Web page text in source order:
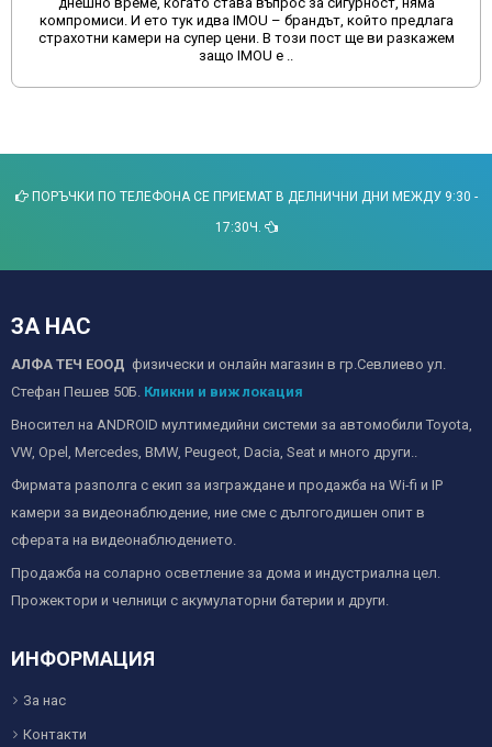
компромиси. И ето тук идва IMOU – брандът, който предлага
страхотни камери на супер цени. В този пост ще ви разкажем
защо IMOU е ..
ПОРЪЧКИ ПО ТЕЛЕФОНА СЕ ПРИЕМАТ В ДЕЛНИЧНИ ДНИ МЕЖДУ 9:30 -
17:30Ч.
ЗА НАС
АЛФА ТЕЧ ЕООД физически и онлайн магазин в гр.Севлиево ул.
Стефан Пешев 50Б. Кликни и виж локация
Вносител на ANDROID мултимедийни системи за автомобили Toyota,
VW, Opel, Mercedes, BMW, Peugeot, Dacia, Seat и много други..
Фирмата разполга с екип за изграждане и продажба на Wi-fi и IP
камери за видеонаблюдение, ние сме с дългогодишен опит в
сферата на видеонаблюдението.
Продажба на соларно осветление за дома и индустриална цел.
Прожектори и челници с акумулаторни батерии и други.
ИНФОРМАЦИЯ
За нас
Контакти